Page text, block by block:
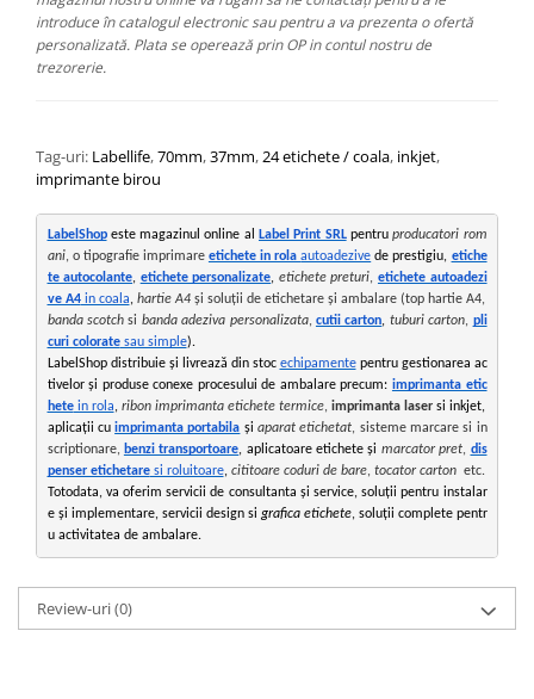
introduce în catalogul electronic sau pentru a va prezenta o ofertă
personalizată. Plata se operează prin OP in contul nostru de
trezorerie.
Tag-uri: Labellife,70mm,37mm,24 etichete / coala, inkjet,
imprimante birou
LabelShop este magazinul online al Label Print SRL pentru producatori rom
ani, o tipografie imprimare etichete in rola autoadezive de prestigiu, etiche
te autocolante, etichete personalizate, etichete preturi, etichete autoadezi
ve A4 in coala, hartie A4
banda scotch si banda adeziva personalizata, cutii carton, tuburi carton, pli
curi colorate sau simple).
LabelShop distribuie și livrează din stoc echipamente pentru gestionarea ac
tivelor și produse conexe procesului de ambalare precum: imprimanta etic
hete in rola, ribon imprimanta etichete termice, imprimanta laser si inkjet,
aplicații cu imprimanta portabila și aparat etichetat, sisteme marcare si in
scriptionare, benzi transportoare, aplicatoare etichete și marcator pret, dis
penser etichetare si roluitoare, cititoare coduri de bare, tocator carton
  etc.
Totodata, va oferim servicii de consultanta și service, soluții pentru instalar
e și implementare, servicii design si grafica etichete, soluții complete pentr
u activitatea de ambalare.
Review-uri(0)